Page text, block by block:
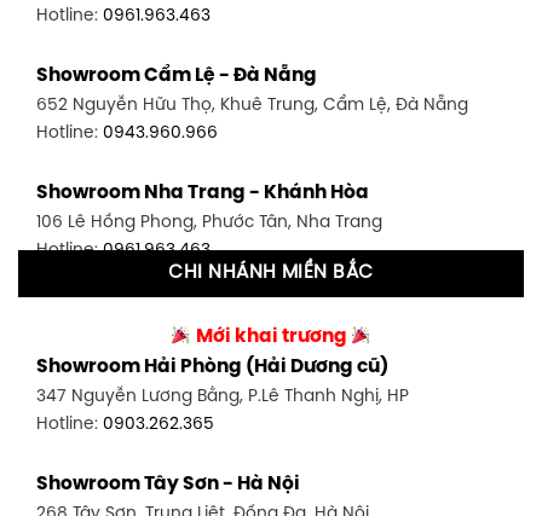
348 Đ. Bạch Đằng, P. 14, Bình Thạnh, TP HCM
Hotline:0902.716.230
591 Hoàng Văn Thụ, P. 4, Tân Bình, TP HCM
Hotline:0906.256.759
Showroom Tân Bình 2 - TP. HCM
0986.71.8448
Showroom Thuận An - Bình Dương
66 đường DT743, An Phú, Thuận An, Bình Dương
Hotline: 0961.963.463
Showroom Cẩm Lệ - Đà Nẵng
652 Nguyễn Hữu Thọ, Khuê Trung, Cẩm Lệ, Đà Nẵng
Hotline: 0943.960.966
Showroom Nha Trang - Khánh Hòa
106 Lê Hồng Phong, Phước Tân, Nha Trang
Hotline:0961.963.463
27-29 Nguyễn Sỹ Sách, Hưng Bình, TP Vinh, Nghệ An
Hotline:0943.960.966
Showroom Buôn Ma Thuột
Hotline:0934.02.18.18
CHI NHÁNH MIỀN BẮC
Mới khai trương
Showroom Hải Phòng (Hải Dương cũ)
347 Nguyễn Lương Bằng, P.Lê Thanh Nghị, HP
Hotline: 0903.262.365
Showroom Tây Sơn - Hà Nội